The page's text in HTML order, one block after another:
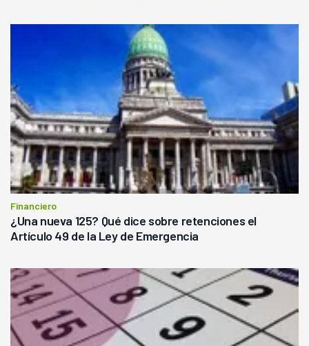
Financiero
¿Una nueva 125? Qué dice sobre retenciones el
Artículo 49 de la Ley de Emergencia